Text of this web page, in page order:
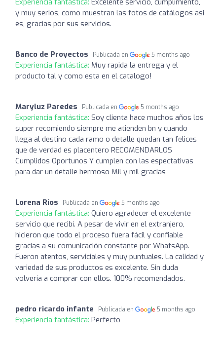
Experiencia fantástica: Excelente servició, cumplimiento,
y muy serios, como muestran las fotos de catálogos asi
es, gracias por sus servicios.
Banco de Proyectos Publicada en 5 months ago
Experiencia fantástica: Muy rapida la entrega y el
producto tal y como esta en el catalogo!
Maryluz Paredes Publicada en 5 months ago
Experiencia fantástica: Soy clienta hace muchos años los
super recomiendo siempre me atienden bn y cuando
llega al destino cada ramo o detalle quedan tan felices
que de verdad es placentero RECOMENDARLOS
Cumplidos Oportunos Y cumplen con las espectativas
para dar un detalle hermoso Mil y mil gracias
Lorena Rios Publicada en 5 months ago
Experiencia fantástica: Quiero agradecer el excelente
servicio que recibí. A pesar de vivir en el extranjero,
hicieron que todo el proceso fuera fácil y confiable
gracias a su comunicación constante por WhatsApp.
Fueron atentos, serviciales y muy puntuales. La calidad y
variedad de sus productos es excelente. Sin duda
volvería a comprar con ellos. 100% recomendados.
pedro ricardo infante Publicada en 5 months ago
Experiencia fantástica: Perfecto